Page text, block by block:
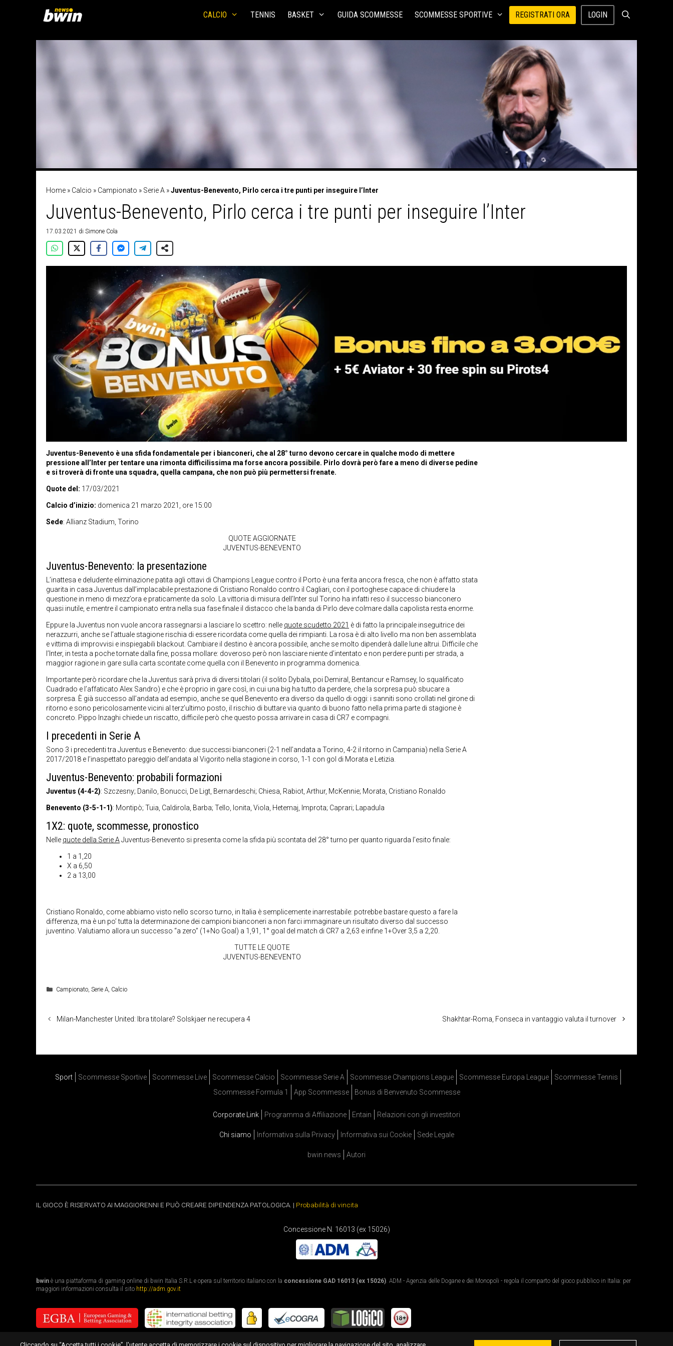
CALCIO TENNIS BASKET GUIDA SCOMMESSE SCOMMESSE SPORTIVE REGISTRATI ORA LOGIN
Home » Calcio » Campionato » Serie A »Juventus-Benevento, Pirlo cerca i tre punti per inseguire l’Inter
Juventus-Benevento, Pirlo cerca i tre punti per inseguire l’Inter
17.03.2021 di Simone Cola
Juventus-Benevento è una sfida fondamentale per i bianconeri, che al 28° turno devono cercare in qualche modo di mettere
pressione all’Inter per tentare una rimonta difficilissima ma forse ancora possibile. Pirlo dovrà però fare a meno di diverse pedine
e si troverà di fronte una squadra, quella campana, che non può più permettersi frenate.
Quote del: 17/03/2021
Calcio d’inizio: domenica 21 marzo 2021, ore 15:00
Sede: Allianz Stadium, Torino
QUOTE AGGIORNATE
JUVENTUS-BENEVENTO
Juventus-Benevento: la presentazione
L’inattesa e deludente eliminazione patita agli ottavi di Champions League contro il Porto è una ferita ancora fresca, che non è affatto stata
guarita in casa Juventus dall’implacabile prestazione di Cristiano Ronaldo contro il Cagliari, con il portoghese capace di chiudere la
questione in meno di mezz’ora e praticamente da solo. La vittoria di misura dell’Inter sul Torino ha infatti reso il successo bianconero
quasi inutile, e mentre il campionato entra nella sua fase finale il distacco che la banda di Pirlo deve colmare dalla capolista resta enorme.
Eppure la Juventus non vuole ancora rassegnarsi a lasciare lo scettro: nelle quote scudetto 2021 è di fatto la principale inseguitrice dei
nerazzurri, anche se l’attuale stagione rischia di essere ricordata come quella dei rimpianti. La rosa è di alto livello ma non ben assemblata
e vittima di improvvisi e inspiegabili blackout. Cambiare il destino è ancora possibile, anche se molto dipenderà dalle lune altrui. Difficile che
l’Inter, in testa a poche tornate dalla fine, possa mollare: doveroso però non lasciare niente d’intentato e non perdere punti per strada, a
maggior ragione in gare sulla carta scontate come quella con il Benevento in programma domenica.
Importante però ricordare che la Juventus sarà priva di diversi titolari (il solito Dybala, poi Demiral, Bentancur e Ramsey, lo squalificato
Cuadrado e l’affaticato Alex Sandro) e che è proprio in gare così, in cui una big ha tutto da perdere, che la sorpresa può sbucare a
sorpresa. È già successo all’andata ad esempio, anche se quel Benevento era diverso da quello di oggi: i sanniti sono crollati nel girone di
ritorno e sono pericolosamente vicini al terz’ultimo posto, il rischio di buttare via quanto di buono fatto nella prima parte di stagione è
concreto. Pippo Inzaghi chiede un riscatto, difficile però che questo possa arrivare in casa di CR7 e compagni.
I precedenti in Serie A
Sono 3 i precedenti tra Juventus e Benevento: due successi bianconeri (2-1 nell’andata a Torino, 4-2 il ritorno in Campania) nella Serie A
2017/2018 e l’inaspettato pareggio dell’andata al Vigorito nella stagione in corso, 1-1 con gol di Morata e Letizia.
Juventus-Benevento: probabili formazioni
Juventus (4-4-2): Szczesny; Danilo, Bonucci, De Ligt, Bernardeschi; Chiesa, Rabiot, Arthur, McKennie; Morata, Cristiano Ronaldo
Benevento (3-5-1-1): Montipò; Tuia, Caldirola, Barba; Tello, Ionita, Viola, Hetemaj, Improta; Caprari; Lapadula
1X2: quote, scommesse, pronostico
Nelle quote della Serie A Juventus-Benevento si presenta come la sfida più scontata del 28° turno per quanto riguarda l’esito finale:
1 a 1,20
X a 6,50
2 a 13,00
Cristiano Ronaldo, come abbiamo visto nello scorso turno, in Italia è semplicemente inarrestabile: potrebbe bastare questo a fare la
differenza, ma è un po’ tutta la determinazione dei campioni bianconeri a non farci immaginare un risultato diverso dal successo
juventino. Valutiamo allora un successo “a zero” (1+No Goal) a 1,91, 1° goal del match di CR7 a 2,63 e infine 1+Over 3,5 a 2,20.
TUTTE LE QUOTE
JUVENTUS-BENEVENTO
Categorie
Campionato,Serie A, Calcio
Milan-Manchester United: Ibra titolare? Solskjaer ne recupera 4 Shakhtar-Roma, Fonseca in vantaggio valuta il turnover
Sport Scommesse Sportive Scommesse Live Scommesse Calcio Scommesse Serie A Scommesse Champions League Scommesse Europa League
Scommesse Tennis
Scommesse Formula 1
App Scommesse Bonus di Benvenuto Scommesse
Corporate Link Programma di Affiliazione Entain Relazioni con gli investitori
Chi siamo Informativa sulla Privacy Informativa sui Cookie Sede Legale
bwin news Autori
IL GIOCO È RISERVATO AI MAGGIORENNI E PUÒ CREARE DIPENDENZA PATOLOGICA. | Probabilità di vincita
Concessione N. 16013 (ex 15026)
bwin è una piattaforma di gaming online di bwin Italia S.R.L e opera sul territorio italiano con la concessione GAD 16013 (ex 15026). ADM - Agenzia delle Dogane e dei Monopoli - regola il comparto del gioco pubblico in Italia: per
maggiori informazioni consulta il sito http://adm.gov.it